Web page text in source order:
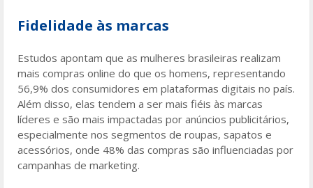
Fidelidade às marcas
Estudos apontam que as mulheres brasileiras realizam
mais compras online do que os homens, representando
56,9% dos consumidores em plataformas digitais no país.
Além disso, elas tendem a ser mais fiéis às marcas
líderes e são mais impactadas por anúncios publicitários,
especialmente nos segmentos de roupas, sapatos e
acessórios, onde 48% das compras são influenciadas por
campanhas de marketing.